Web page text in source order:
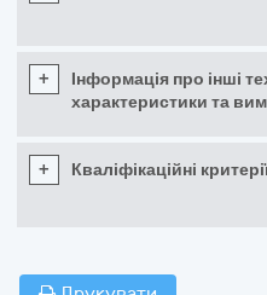
+
Інформація про інші
характеристики та
+ Кваліфікаційні